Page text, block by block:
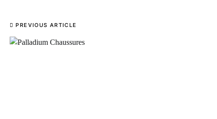
PREVIOUS ARTICLE